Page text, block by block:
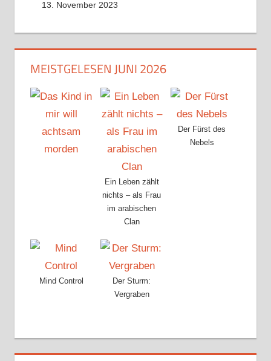
13. November 2023
MEISTGELESEN JUNI 2026
Ein Leben zählt
nichts – als Frau
im arabischen
Clan
Der Fürst des
Nebels
Mind Control
Der Sturm:
Vergraben